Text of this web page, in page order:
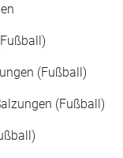
(Fußball)
(Fußball)